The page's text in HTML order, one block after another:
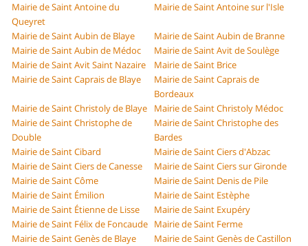
Mairie de Saint Antoine du
Queyret
Mairie de Saint Antoine sur l'Isle
Mairie de Saint Aubin de Blaye
Mairie de Saint Aubin de Branne
Mairie de Saint Aubin de Médoc
Mairie de Saint Avit de Soulège
Mairie de Saint Avit Saint Nazaire
Mairie de Saint Brice
Mairie de Saint Caprais de Blaye
Mairie de Saint Caprais de
Bordeaux
Mairie de Saint Christoly de Blaye
Mairie de Saint Christoly Médoc
Mairie de Saint Christophe de
Double
Mairie de Saint Christophe des
Bardes
Mairie de Saint Cibard
Mairie de Saint Ciers d'Abzac
Mairie de Saint Ciers de Canesse
Mairie de Saint Ciers sur Gironde
Mairie de Saint Côme
Mairie de Saint Denis de Pile
Mairie de Saint Émilion
Mairie de Saint Estèphe
Mairie de Saint Étienne de Lisse
Mairie de Saint Exupéry
Mairie de Saint Félix de Foncaude Mairie de Saint Ferme
Mairie de Saint Genès de Blaye
Mairie de Saint Genès de Castillon